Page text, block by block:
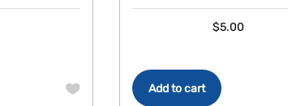
Add to cart
$5.00